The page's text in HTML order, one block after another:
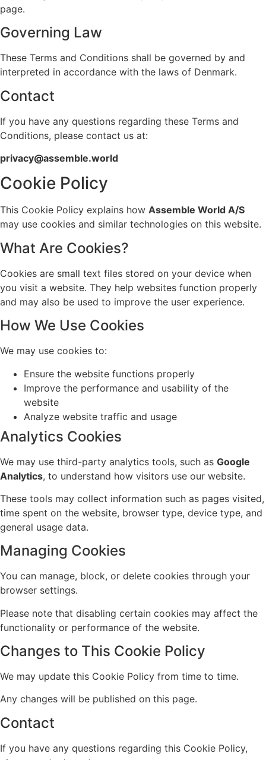
page.
Governing Law
These Terms and Conditions shall be governed by and
interpreted in accordance with the laws of Denmark.
Contact
If you have any questions regarding these Terms and
Conditions, please contact us at:
privacy@assemble.world
Cookie Policy
This Cookie Policy explains how Assemble World A/S
may use cookies and similar technologies on this website.
What Are Cookies?
Cookies are small text files stored on your device when
you visit a website. They help websites function properly
and may also be used to improve the user experience.
How We Use Cookies
We may use cookies to:
Ensure the website functions properly
Improve the performance and usability of the
website
Analyze website traffic and usage
Analytics Cookies
We may use third-party analytics tools, such as Google
Analytics, to understand how visitors use our website.
These tools may collect information such as pages visited,
time spent on the website, browser type, device type, and
general usage data.
Managing Cookies
You can manage, block, or delete cookies through your
browser settings.
Please note that disabling certain cookies may affect the
functionality or performance of the website.
Changes to This Cookie Policy
We may update this Cookie Policy from time to time.
Any changes will be published on this page.
Contact
If you have any questions regarding this Cookie Policy,